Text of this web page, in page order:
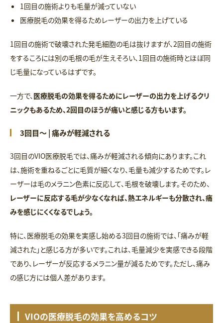
1回目の施術よりも毛量が減っていない
医療脱毛の効果を得るためレーザーの出力を上げている
1回目の施術で破壊された発毛細胞の毛は抜けますが、2回目の施術
をするころには別の毛根の毛が生えそろい、1回目の施術時とほぼ同
じ毛量になっているはずです。
一方で、 医療脱毛の効果を得るためにレーザーの出力を上げるクリ
ニックもあるため、2回目のほうが痛いと感じる方もいます。
3回目～ | 痛みが軽減される
3回目のVIO医療脱毛では、痛みが軽減される傾向にあります。これ
は、施術を重ねるごとに毛質が細くなり、毛量も減少するためです。レ
ーザーは毛のメラニン色素に反応して、毛根を破壊します。そのため、
レーザーに反応する毛が少なくなれば、熱エネルギーも分散され、痛
みを感じにくくなるでしょう。
特に、医療脱毛の効果を実感し始める3回目の施術では、「痛みが軽
減された」と感じる方が多いです。これは、毛量減少を実感できる段階
であり、レーザーが反応するメラニン量が減るためです。ただし、痛み
の感じ方には個人差があります。
VIOの医療脱毛の効果を高めるコツ